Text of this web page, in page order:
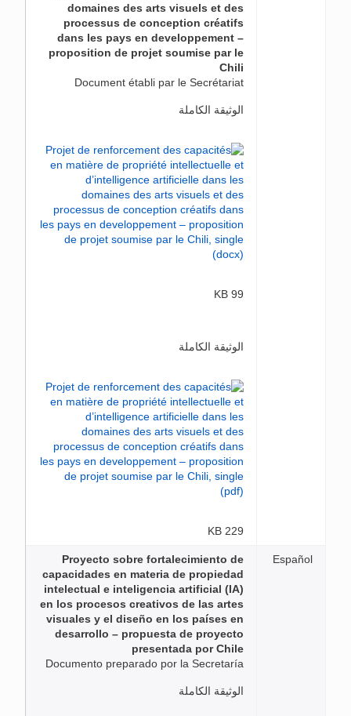
domaines des arts visuels et des
processus de conception créatifs
dans les pays en developpement –
proposition de projet soumise par le
Chili
Document établi par le Secrétariat
الوثيقة الكاملة
99 KB
الوثيقة الكاملة
229 KB
Español
Proyecto sobre fortalecimiento de
capacidades en materia de propiedad
intelectual e inteligencia artificial (IA)
en los procesos creativos de las artes
visuales y el diseño en los países en
desarrollo – propuesta de proyecto
presentada por Chile
Documento preparado por la Secretaría
الوثيقة الكاملة